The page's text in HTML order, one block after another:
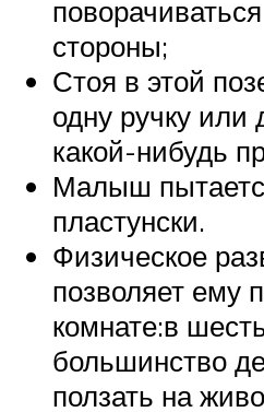
стороны;
Стоя в этой
одну ручку или
какой-нибудь
Малыш
пластунски.
Физическое
позволяет ему
комнате:в
большинство
ползать на